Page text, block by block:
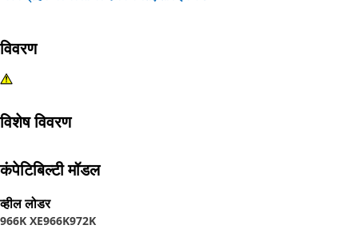
विवरण
विशेष विवरण
कंपेटिबिल्टी मॉडल
व्हील लोडर
966K XE966K972K